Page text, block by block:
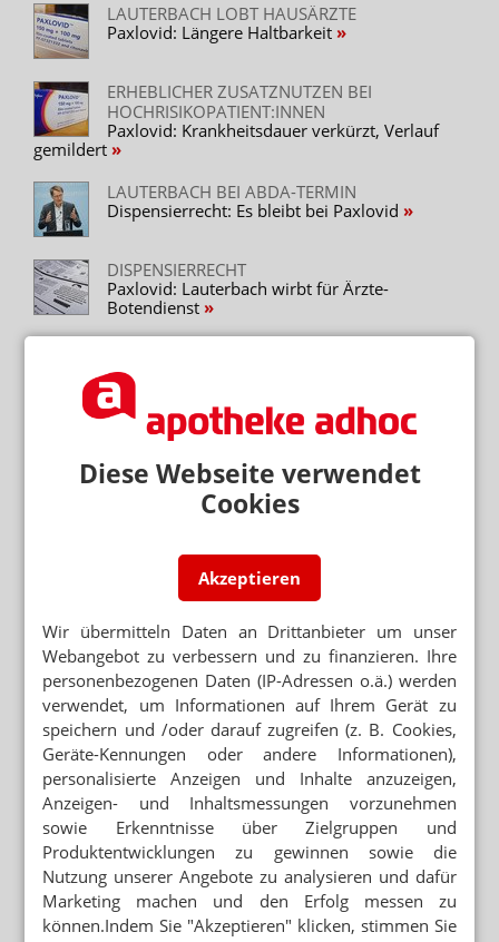
Diese Webseite verwendet
Cookies
Akzeptieren
Wir übermitteln Daten an Drittanbieter um unser
Webangebot zu verbessern und zu finanzieren. Ihre
personenbezogenen Daten (IP-Adressen o.ä.) werden
verwendet, um Informationen auf Ihrem Gerät zu
speichern und /oder darauf zugreifen (z. B. Cookies,
Geräte-Kennungen oder andere Informationen),
personalisierte Anzeigen und Inhalte anzuzeigen,
Anzeigen- und Inhaltsmessungen vorzunehmen
sowie Erkenntnisse über Zielgruppen und
Produktentwicklungen zu gewinnen sowie die
Nutzung unserer Angebote zu analysieren und dafür
Marketing machen und den Erfolg messen zu
können.Indem Sie "Akzeptieren" klicken, stimmen Sie
LAUTERBACH LOBT HAUSÄRZTE
Paxlovid: Längere Haltbarkeit
ERHEBLICHER ZUSATZNUTZEN BEI
HOCHRISIKOPATIENT:INNEN
Paxlovid: Krankheitsdauer verkürzt, Verlauf
gemildert
LAUTERBACH BEI ABDA-TERMIN
Dispensierrecht: Es bleibt bei Paxlovid
DISPENSIERRECHT
Paxlovid: Lauterbach wirbt für Ärzte-
Botendienst
Fruchtbarkeitstracker entdeckt
Coronainfektion
Mehr zum Thema
GESETZGEBER MÜSSTE HANDELN
KASSENÄRZTE FORDERN PRÄVENTIONSOFFENSIVE
Alkohol und Tabak: Staat sollte ordentlich zulangen
WEGEN GKV-SPARPAKET
Zuzahlung: Neuer Abda-Handzettel
Mehr aus Ressort
„AUFFÄLLIG HÖHERE FALLZAHLEN“
Corona: Sommerwelle ist da
„PANDEMIE DER UNGEIMPFTEN“
RKI-Protokolle bringen Spahn unter Druck
VIRUSVARIANTE JN.1
Ab August: Neuer Covid-Impfstoff verfügbar